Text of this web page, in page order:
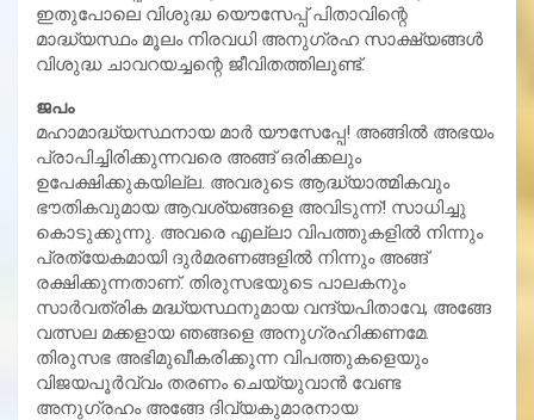
ഇതുപോലെ വിശുദ്ധ യൌസേപ്പ് പിതാവിന്റെ
മാദ്ധ്യസ്ഥം മൂലം നിരവധി അനുഗ്രഹ സാക്ഷ്യങ്ങള്‍
വിശുദ്ധ ചാവറയച്ചന്റെ ജീവിതത്തിലുണ്ട്.
ജപം
മഹാമാദ്ധ്യസ്ഥനായ മാര്‍ യൗസേപ്പേ! അങ്ങില്‍ അഭയം
പ്രാപിച്ചിരിക്കുന്നവരെ അങ്ങ് ഒരിക്കലും
ഉപേക്ഷിക്കുകയില്ല. അവരുടെ ആദ്ധ്യാത്മികവും
ഭൗതികവുമായ ആവശ്യങ്ങളെ അവിടുന്ന്! സാധിച്ചു
കൊടുക്കുന്നു. അവരെ എല്ലാ വിപത്തുകളില്‍ നിന്നും
പ്രത്യേകമായി ദുര്‍മരണങ്ങളില്‍ നിന്നും അങ്ങ്
രക്ഷിക്കുന്നതാണ്. തിരുസഭയുടെ പാലകനും
സാര്‍വത്രിക മദ്ധ്യസ്ഥനുമായ വന്ദ്യപിതാവേ, അങ്ങേ
വത്സല മക്കളായ ഞങ്ങളെ അനുഗ്രഹിക്കണമേ.
തിരുസഭ അഭിമുഖീകരിക്കുന്ന വിപത്തുകളെയും
വിജയപൂര്‍വ്വം തരണം ചെയ്യുവാന്‍ വേണ്ട
അനുഗ്രഹം അങ്ങേ ദിവ്യകുമാരനായ